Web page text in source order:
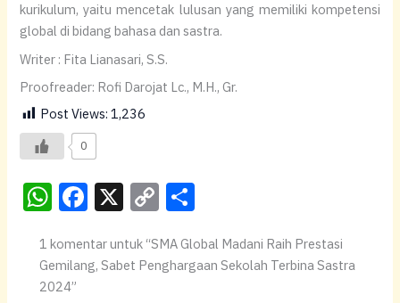
kurikulum, yaitu mencetak lulusan yang memiliki kompetensi
global di bidang bahasa dan sastra.
Writer : Fita Lianasari, S.S.
Proofreader: Rofi Darojat Lc., M.H., Gr.
Post Views: 1,236
0
W
at
s
F
c
e
X C
p
y
ar
e
1 komentar untuk “SMA Global Madani Raih Prestasi
Gemilang, Sabet Penghargaan Sekolah Terbina Sastra
2024”